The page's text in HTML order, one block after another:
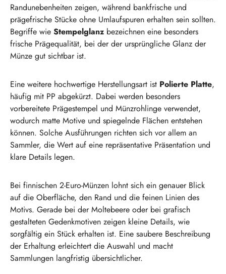
Randunebenheiten zeigen, während bankfrische und
prägefrische Stücke ohne Umlaufspuren erhalten sein sollten.
Begriffe wie Stempelglanz bezeichnen eine besonders
frische Prägequalität, bei der der ursprüngliche Glanz der
Münze gut sichtbar ist.
Eine weitere hochwertige Herstellungsart ist Polierte Platte,
häufig mit PP abgekürzt. Dabei werden besonders
vorbereitete Prägestempel und Münzrohlinge verwendet,
wodurch matte Motive und spiegelnde Flächen entstehen
können. Solche Ausführungen richten sich vor allem an
Sammler, die Wert auf eine repräsentative Präsentation und
klare Details legen.
Bei finnischen 2-Euro-Münzen lohnt sich ein genauer Blick
auf die Oberfläche, den Rand und die feinen Linien des
Motivs. Gerade bei der Moltebeere oder bei grafisch
gestalteten Gedenkmotiven zeigen kleine Details, wie
sorgfältig ein Stück erhalten ist. Eine saubere Beschreibung
der Erhaltung erleichtert die Auswahl und macht
Sammlungen langfristig übersichtlicher.